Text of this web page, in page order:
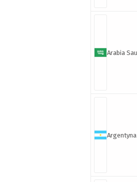
Argentyna